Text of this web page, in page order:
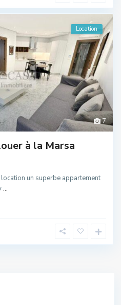
7
Location
à la Marsa
un superbe appartement
...